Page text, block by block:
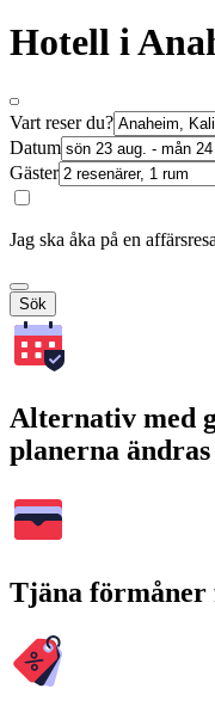
Hotell i
Vart reser du?
Datum
Gäster
Jag ska åka på en
Sök
Alternativ med
planerna ändras
Tjäna